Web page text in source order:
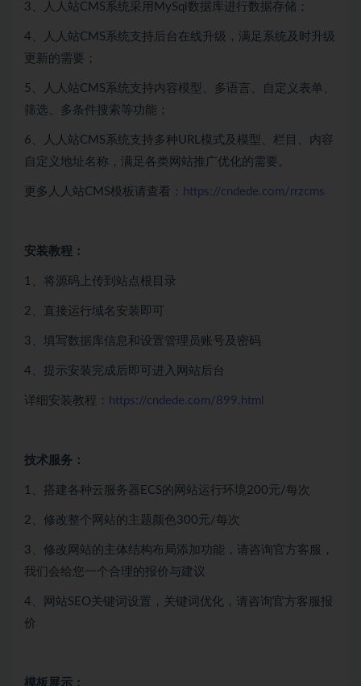
3、人人站CMS系统采用MySql数据库进行数据存储；
4、人人站CMS系统支持后台在线升级，满足系统及时升级
更新的需要；
5、人人站CMS系统支持内容模型、多语言、自定义表单、
筛选、多条件搜索等功能；
6、人人站CMS系统支持多种URL模式及模型、栏目、内容
自定义地址名称，满足各类网站推广优化的需要。
更多人人站CMS模板请查看： https://cndede.com/rrzcms
安装教程：
1、将源码上传到站点根目录
2、直接运行域名安装即可
3、填写数据库信息和设置管理员账号及密码
4、提示安装完成后即可进入网站后台
详细安装教程： https://cndede.com/899.html
技术服务：
1、搭建各种云服务器ECS的网站运行环境200元/每次
2、修改整个网站的主题颜色300元/每次
3、修改网站的主体结构布局添加功能，请咨询官方客服，
我们会给您一个合理的报价与建议
4、网站SEO关键词设置，关键词优化，请咨询官方客服报
价
模板展示：